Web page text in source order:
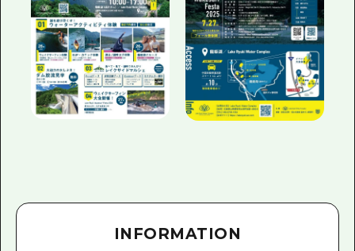
INFORMATION